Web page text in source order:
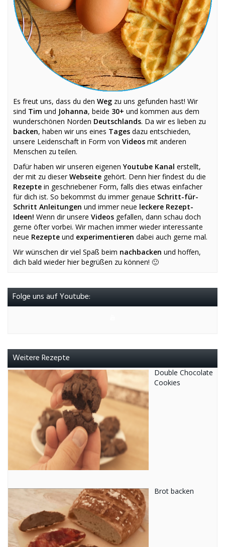
Es freut uns, dass du den Weg zu uns gefunden hast! Wir
sind Tim und Johanna, beide 30+ und kommen aus dem
wunderschönen Norden Deutschlands. Da wir es lieben zu
backen, haben wir uns eines Tages dazu entschieden,
unsere Leidenschaft in Form von Videos mit anderen
Menschen zu teilen.
Dafür haben wir unseren eigenenYoutube Kanal erstellt,
der mit zu dieserWebseite gehört. Denn hier findest du die
Rezepte in geschriebener Form, falls dies etwas einfacher
für dich ist. So bekommst du immer genaue Schritt-für-
Schritt Anleitungen und immer neue leckere Rezept-
Ideen! Wenn dir unsere Videos gefallen, dann schau doch
gerne öfter vorbei. Wir machen immer wieder interessante
neue Rezepte und experimentieren dabei auch gerne mal.
Wir wünschen dir viel Spaß beim nachbacken und hoffen,
dich bald wieder hier begrüßen zu können! 🙂
Folge uns auf Youtube:
Weitere Rezepte
Double Chocolate
Cookies
Brot backen